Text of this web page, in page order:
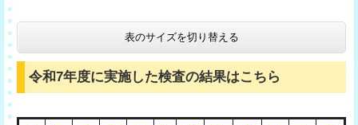
表のサイズを切り替える
令和7年度に実施した検査の結果はこちら